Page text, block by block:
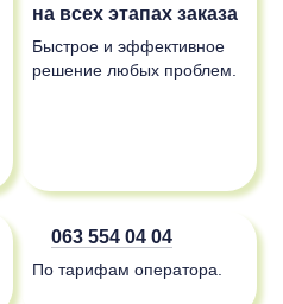
на всех этапах заказа
Быстрое и эффективное
решение любых проблем.
063 554 04 04
По тарифам оператора.